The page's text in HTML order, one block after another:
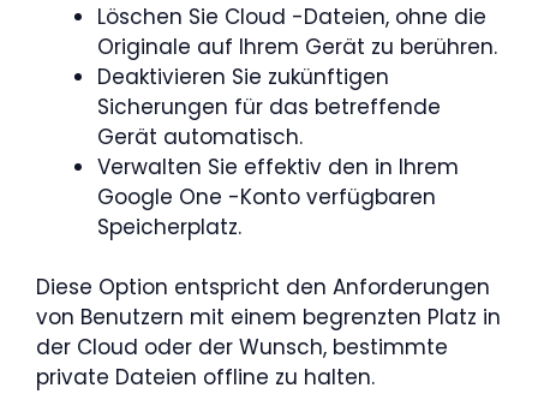
Löschen Sie Cloud -Dateien, ohne die
Originale auf Ihrem Gerät zu berühren.
Deaktivieren Sie zukünftigen
Sicherungen für das betreffende
Gerät automatisch.
Verwalten Sie effektiv den in Ihrem
Google One -Konto verfügbaren
Speicherplatz.
Diese Option entspricht den Anforderungen
von Benutzern mit einem begrenzten Platz in
der Cloud oder der Wunsch, bestimmte
private Dateien offline zu halten.